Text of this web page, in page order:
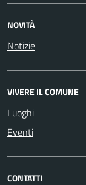
NOVITÀ
Notizie
VIVERE IL COMUNE
Luoghi
Eventi
CONTATTI